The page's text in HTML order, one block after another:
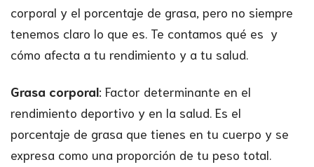
corporal y el porcentaje de grasa, pero no siempre
tenemos claro lo que es. Te contamos qué es y
cómo afecta a tu rendimiento y a tu salud.
Grasa corporal: Factor determinante en el
rendimiento deportivo y en la salud. Es el
porcentaje de grasa que tienes en tu cuerpo y se
expresa como una proporción de tu peso total.